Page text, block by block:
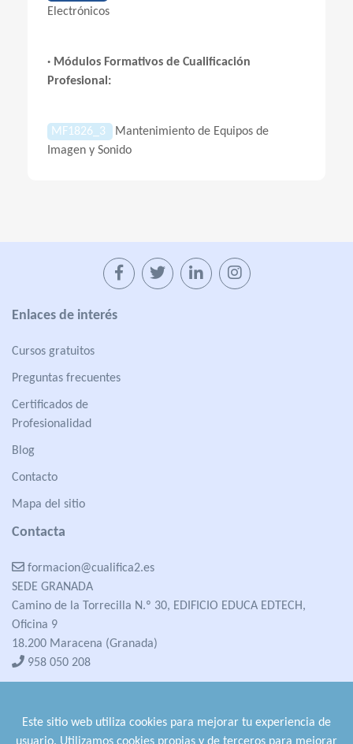
Electrónicos
· Módulos Formativos de Cualificación
Profesional:
MF1826_3
Mantenimiento de Equipos de
Imagen y Sonido
Enlaces de interés
Cursos gratuitos
Preguntas frecuentes
Certificados de
Profesionalidad
Blog
Contacto
Mapa del sitio
Contacta
formacion@cualifica2.es
SEDE GRANADA
Camino de la Torrecilla N.º 30, EDIFICIO EDUCA EDTECH,
Oficina 9
18.200 Maracena (Granada)
958 050 208
Este sitio web utiliza cookies para mejorar tu experiencia de